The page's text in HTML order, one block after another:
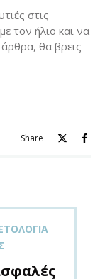
στις
τον ήλιο και να
θα βρεις
Share